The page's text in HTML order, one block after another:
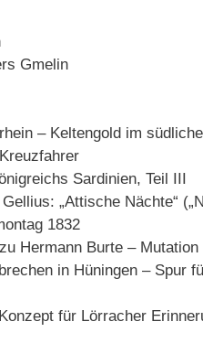
Gmelin
– Keltengold im
Sardinien, Teil III
„Attische Nächte“
1832
Hermann Burte – Mutation
in Hüningen – Spur
für Lörracher